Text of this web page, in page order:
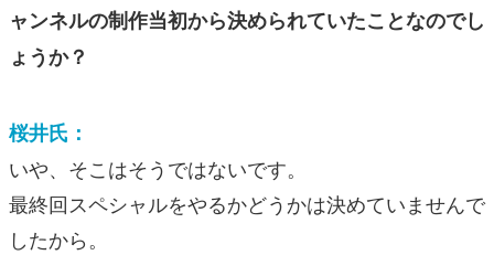
ャンネルの制作当初から決められていたことなのでし
ょうか？
桜井氏：
いや、そこはそうではないです。
最終回スペシャルをやるかどうかは決めていませんで
したから。